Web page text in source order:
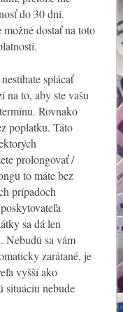
do 30 dní.
dostať na toto
splácať
na to, aby ste vašu
Rovnako
poplatku. Táto
prolongovať /
to máte bez
prípadoch
sa dá len
Nebudú sa vám
zarátané, je
vyšší ako
nebude